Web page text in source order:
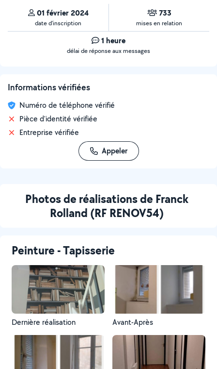
01 février 2024
date d’inscription
733
mises en relation
1 heure
délai de réponse aux messages
Informations vérifiées
Numéro de téléphone vérifié
Pièce d'identité vérifiée
Entreprise vérifiée
Appeler
Photos de réalisations de Franck
Rolland (RF RENOV54)
Peinture - Tapisserie
Dernière réalisation Avant-Après